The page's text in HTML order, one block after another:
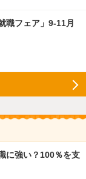
職フェア」9-11月
に強い？100％を支